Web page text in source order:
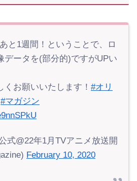
と1週間！ということで、ロ
データを(部分的)ですがUPい
お願いいたします！ #オリ
#マガジン
式@22年1月TVアニメ放送開
February 10, 2020